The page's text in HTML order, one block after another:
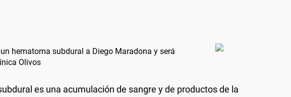
hematoma subdural a Diego Maradona y será
Olivos
es una acumulación de sangre y de productos de la